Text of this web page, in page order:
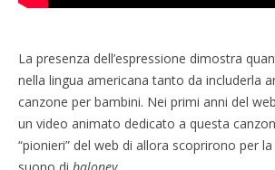
La presenza dell’espressione dimostra
nella lingua americana tanto da includerla
canzone per bambini. Nei primi anni del
un video animato dedicato a questa
“pionieri” del web di allora scoprirono per
suono di baloney.